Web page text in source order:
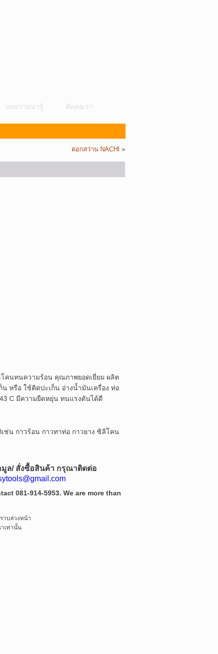
บทความน่ารู้ ติดต่อเรา
ดอกสว่าน NACHI »
โคนทนความร้อน คุณภาพยอดเยี่ยม ผลิต
น หรือ ใช้ติดปะเก็น อ่างน้ำมันเครื่อง ท่อ
C มีความยืดหยุ่น ทนแรงดันได้ดี
ช่น กาวร้อน กาวทาท่อ กาวยาง ซิลิโคน
ล/ สั่งซื้อสินค้า กรุณาติดต่อ
081-914-5953. We are more than
าบล่วงหน้า
เท่านั้น